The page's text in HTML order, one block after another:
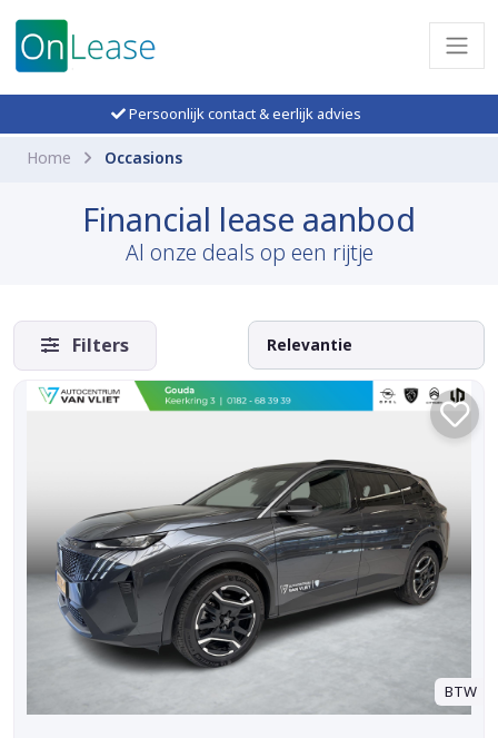
Persoonlijk contact & eerlijk advies
Home Occasions
Financial lease aanbod
Al onze deals op een rijtje
Filters
BTW